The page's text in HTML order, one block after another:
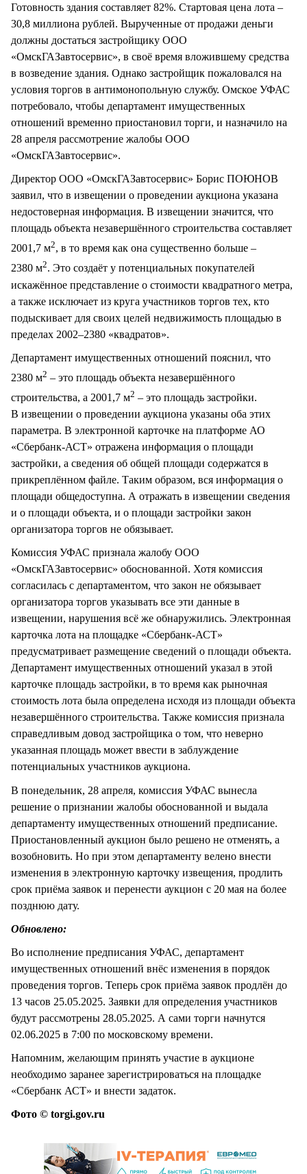
Готовность здания составляет 82%. Стартовая цена лота –
30,8 миллиона рублей. Вырученные от продажи деньги
должны достаться застройщику ООО
«ОмскГАЗавтосервис», в своё время вложившему средства
в возведение здания. Однако застройщик пожаловался на
условия торгов в антимонопольную службу. Омское УФАС
потребовало, чтобы департамент имущественных
отношений временно приостановил торги, и назначило на
28 апреля рассмотрение жалобы ООО
«ОмскГАЗавтосервис».
Директор ООО «ОмскГАЗавтосервис» Борис ПОЮНОВ
заявил, что в извещении о проведении аукциона указана
недостоверная информация. В извещении значится, что
площадь объекта незавершённого строительства составляет
2001,7 м2, в то время как она существенно больше –
2380 м2. Это создаёт у потенциальных покупателей
искажённое представление о стоимости квадратного метра,
а также исключает из круга участников торгов тех, кто
подыскивает для своих целей недвижимость площадью в
пределах 2002–2380 «квадратов».
Департамент имущественных отношений пояснил, что
2380 м2 – это площадь объекта незавершённого
строительства, а 2001,7 м2 – это площадь застройки.
В извещении о проведении аукциона указаны оба этих
параметра. В электронной карточке на платформе АО
«Сбербанк-АСТ» отражена информация о площади
застройки, а сведения об общей площади содержатся в
прикреплённом файле. Таким образом, вся информация о
площади общедоступна. А отражать в извещении сведения
и о площади объекта, и о площади застройки закон
организатора торгов не обязывает.
Комиссия УФАС признала жалобу ООО
«ОмскГАЗавтосервис» обоснованной. Хотя комиссия
согласилась с департаментом, что закон не обязывает
организатора торгов указывать все эти данные в
извещении, нарушения всё же обнаружились. Электронная
карточка лота на площадке «Сбербанк-АСТ»
предусматривает размещение сведений о площади объекта.
Департамент имущественных отношений указал в этой
карточке площадь застройки, в то время как рыночная
стоимость лота была определена исходя из площади объекта
незавершённого строительства. Также комиссия признала
справедливым довод застройщика о том, что неверно
указанная площадь может ввести в заблуждение
потенциальных участников аукциона.
В понедельник, 28 апреля, комиссия УФАС вынесла
решение о признании жалобы обоснованной и выдала
департаменту имущественных отношений предписание.
Приостановленный аукцион было решено не отменять, а
возобновить. Но при этом департаменту велено внести
изменения в электронную карточку извещения, продлить
срок приёма заявок и перенести аукцион с 20 мая на более
позднюю дату.
Обновлено:
Во исполнение предписания УФАС, департамент
имущественных отношений внёс изменения в порядок
проведения торгов. Теперь срок приёма заявок продлён до
13 часов 25.05.2025. Заявки для определения участников
будут рассмотрены 28.05.2025. А сами торги начнутся
02.06.2025 в 7:00 по московскому времени.
Напомним, желающим принять участие в аукционе
необходимо заранее зарегистрироваться на площадке
«Сбербанк АСТ» и внести задаток.
Фото © torgi.gov.ru